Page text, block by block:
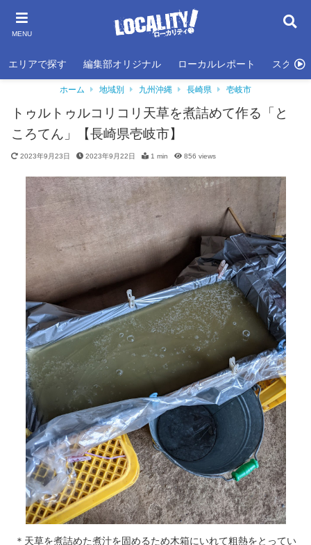
MENU
エリアで探す 編集部オリジナル ローカルレポート スクール
ホーム 地域別 九州沖縄 長崎県 壱岐市
トゥルトゥルコリコリ天草を煮詰めて作る「と
ころてん」【長崎県壱岐市】
2023年9月23日 2023年9月22日 1 min 856 views
＊天草を煮詰めた煮汁を固めるため木箱にいれて粗熱をとってい